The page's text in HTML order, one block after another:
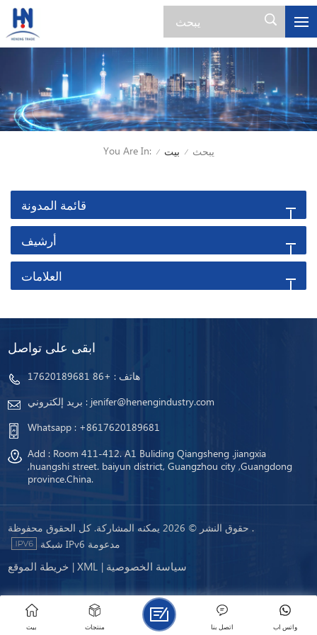
You Are In: / بيت / يبحث
قائمة المدونة
أرشيف
العلامات
ابقى على تواصل
هاتف : +86 17620189681
بريد إلكتروني : jenifer@henengindustry.com
Whatsapp : +8617620189681
Add : Room 411-412. A1 Buliding Qiangsheng .jiangxia
,huangshi street. baiyun district, Guangzhou city ,Guangdong
province.China.
حقوق النشر © 2026 يمكنه المشاركة. كل الحقوق محفوظة .
شبكة IPv6 مدعومة
خريطة الموقع | XML | سياسة الخصوصية
بيت منتجات واتس اب اتصل بنا